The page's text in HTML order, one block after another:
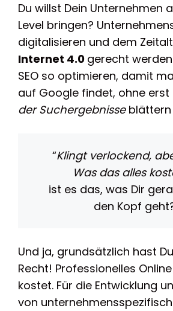
Du willst Dein Unternehmen
Level bringen?
digitalisieren und dem
Internet 4.0 gerecht
SEO so optimieren, damit
auf Google findet, ohne erst
der Suchergebnisse blättern
“Klingt verlockend,
Was das alles
ist es das, was Dir
den Kopf
Und ja, grundsätzlich hast
Recht! Professionelles
kostet. Für die Entwicklung
von